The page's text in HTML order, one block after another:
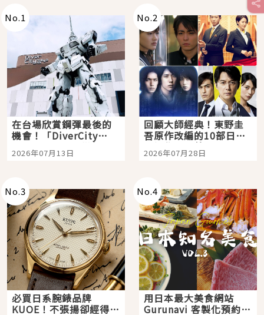
No.1
在台場欣賞鋼彈最後的
機會！「DiverCity
Tokyo Plaza」搭船、
購物、美食及夜景，一
2026年07月13日
No.2
回顧大師經典！東野圭
吾原作改編的10部日本
影視作品推薦
2026年07月28日
No.3
必買日系腕錶品牌
KUOE！不張揚卻經得起
No.4
用日本最大美食網站
Gurunavi 客製化預約九